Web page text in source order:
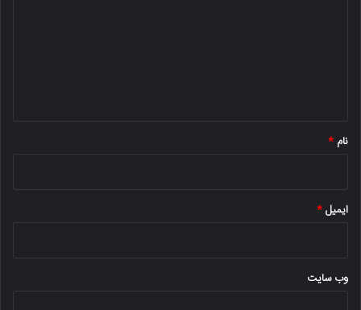
نام *
ایمیل*
وب‌ سایت